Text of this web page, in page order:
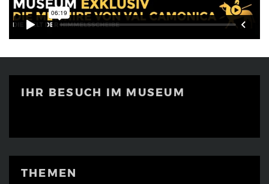
IHR BESUCH IM MUSEUM
THEMEN